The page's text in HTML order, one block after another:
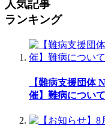
人気記事
ランキング
【難病支援団体
催】難病につい